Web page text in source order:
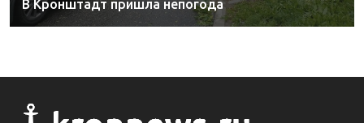
В Кронштадт пришла непогода